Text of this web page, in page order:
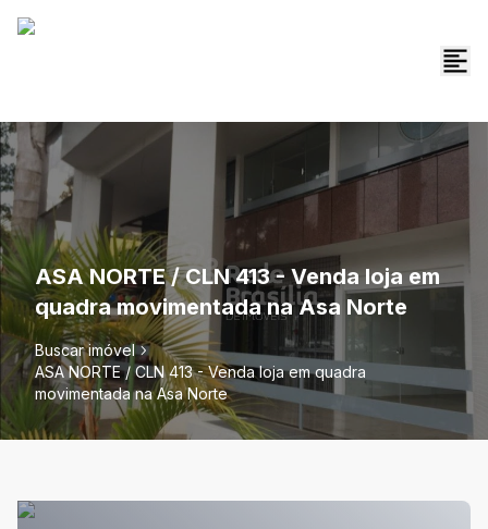
ASA NORTE / CLN 413 - Venda loja em
quadra movimentada na Asa Norte
Buscar imóvel
ASA NORTE / CLN 413 - Venda loja em quadra
movimentada na Asa Norte